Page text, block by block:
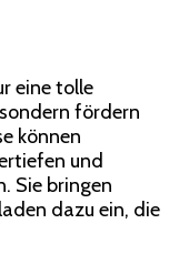
eine tolle
fördern
können
und
Sie bringen
dazu ein, die